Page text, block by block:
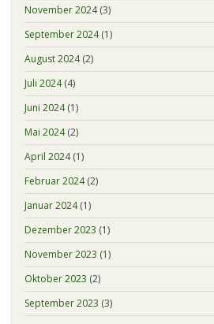
November 2024(3)
September 2024(1)
August 2024(2)
Juli 2024(4)
Juni 2024(1)
Mai 2024(2)
April 2024(1)
Februar 2024(2)
Januar 2024(1)
Dezember 2023 (1)
November 2023 (1)
Oktober 2023 (2)
September 2023 (3)